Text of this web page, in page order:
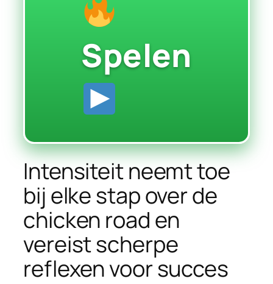
Spelen
Intensiteit neemt toe
bij elke stap over de
chicken road en
vereist scherpe
reflexen voor succes